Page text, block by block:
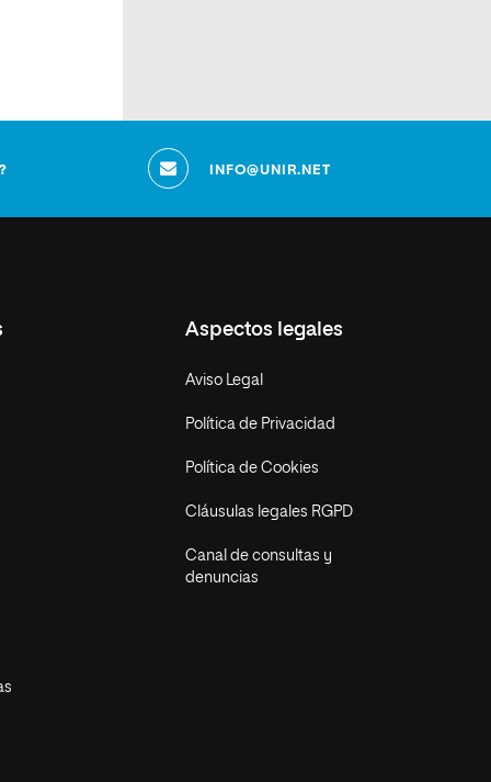
INFO@UNIR.NET
Aspectos legales
Aviso Legal
Política de Privacidad
Política de Cookies
Cláusulas legales RGPD
Canal de consultas y
denuncias